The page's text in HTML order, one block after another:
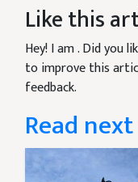
Like this
Hey! I am. Did you
to improve this
feedback.
Read next